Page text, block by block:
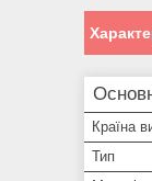
Країна
Тип